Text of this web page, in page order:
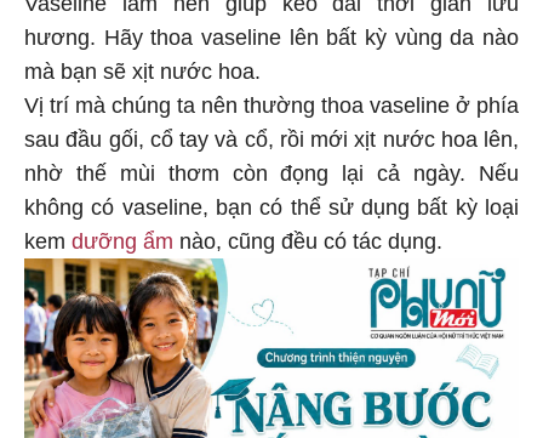
Vaseline làm nền giúp kéo dài thời gian lưu
hương. Hãy thoa vaseline lên bất kỳ vùng da nào
mà bạn sẽ xịt nước hoa.
Vị trí mà chúng ta nên thường thoa vaseline ở phía
sau đầu gối, cổ tay và cổ, rồi mới xịt nước hoa lên,
nhờ thế mùi thơm còn đọng lại cả ngày. Nếu
không có vaseline, bạn có thể sử dụng bất kỳ loại
kem dưỡng ẩm nào, cũng đều có tác dụng.